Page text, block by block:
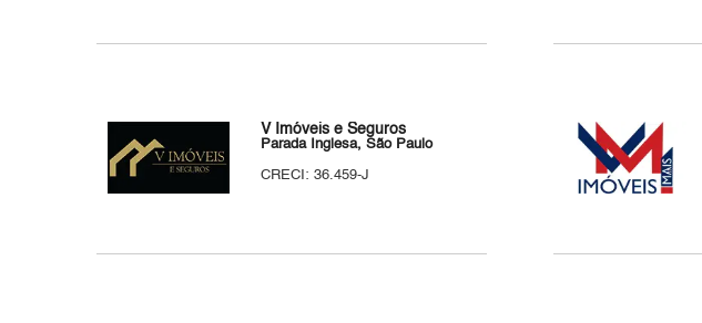
V Imóveis e Seguros
Parada Inglesa, São Paulo
CRECI: 36.459-J